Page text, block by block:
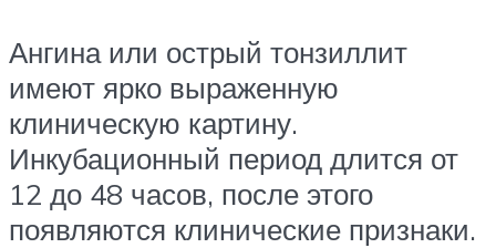
Ангина или острый тонзиллит
имеют ярко выраженную
клиническую картину.
Инкубационный период длится от
12 до 48 часов, после этого
появляются клинические признаки.